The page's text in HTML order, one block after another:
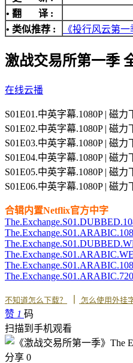
• 翻 译 :
• 类似推荐 :
《投行风云第一
激战交易所第一季
在线云播
S01E01.中英字幕.1080P | 磁
S01E02.中英字幕.1080P | 磁
S01E03.中英字幕.1080P | 磁
S01E04.中英字幕.1080P | 磁
S01E05.中英字幕.1080P | 磁
S01E06.中英字幕.1080P | 磁
合辑内置Netflix官方中字
不知道怎么下载？ 怎么使用外挂
赞 1 码
扫描到手机观看
分享 0